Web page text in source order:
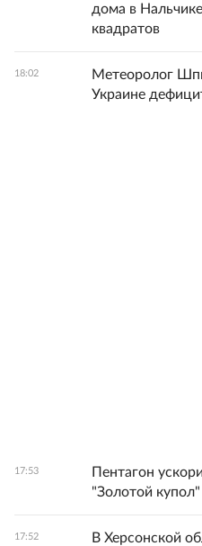
дома в
квадратов
18:02
Метеоролог
Украине
17:53
Пентагон
"Золотой купол"
17:52
В Херсонской